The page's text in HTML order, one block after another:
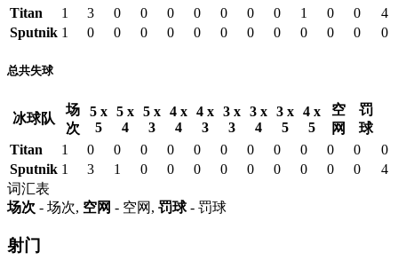
Titan
1 3 0 0 0 0 0 0 0 1 0 0
4
Sputnik 1 0 0 0 0 0 0 0 0 0 0 0 0
总共失球
冰球队
场
次
5 x
5
5 x
4
5 x
3
4 x
4
4 x
3
3 x
3
3 x
4
3 x
5
4 x
5
空
网
罚
球
Titan
1 0 0 0 0 0 0 0 0 0 0 0
0
Sputnik 1 3 1 0 0 0 0 0 0 0 0 0
4
词汇表
场次 - 场次, 空网 - 空网, 罚球- 罚球
射门